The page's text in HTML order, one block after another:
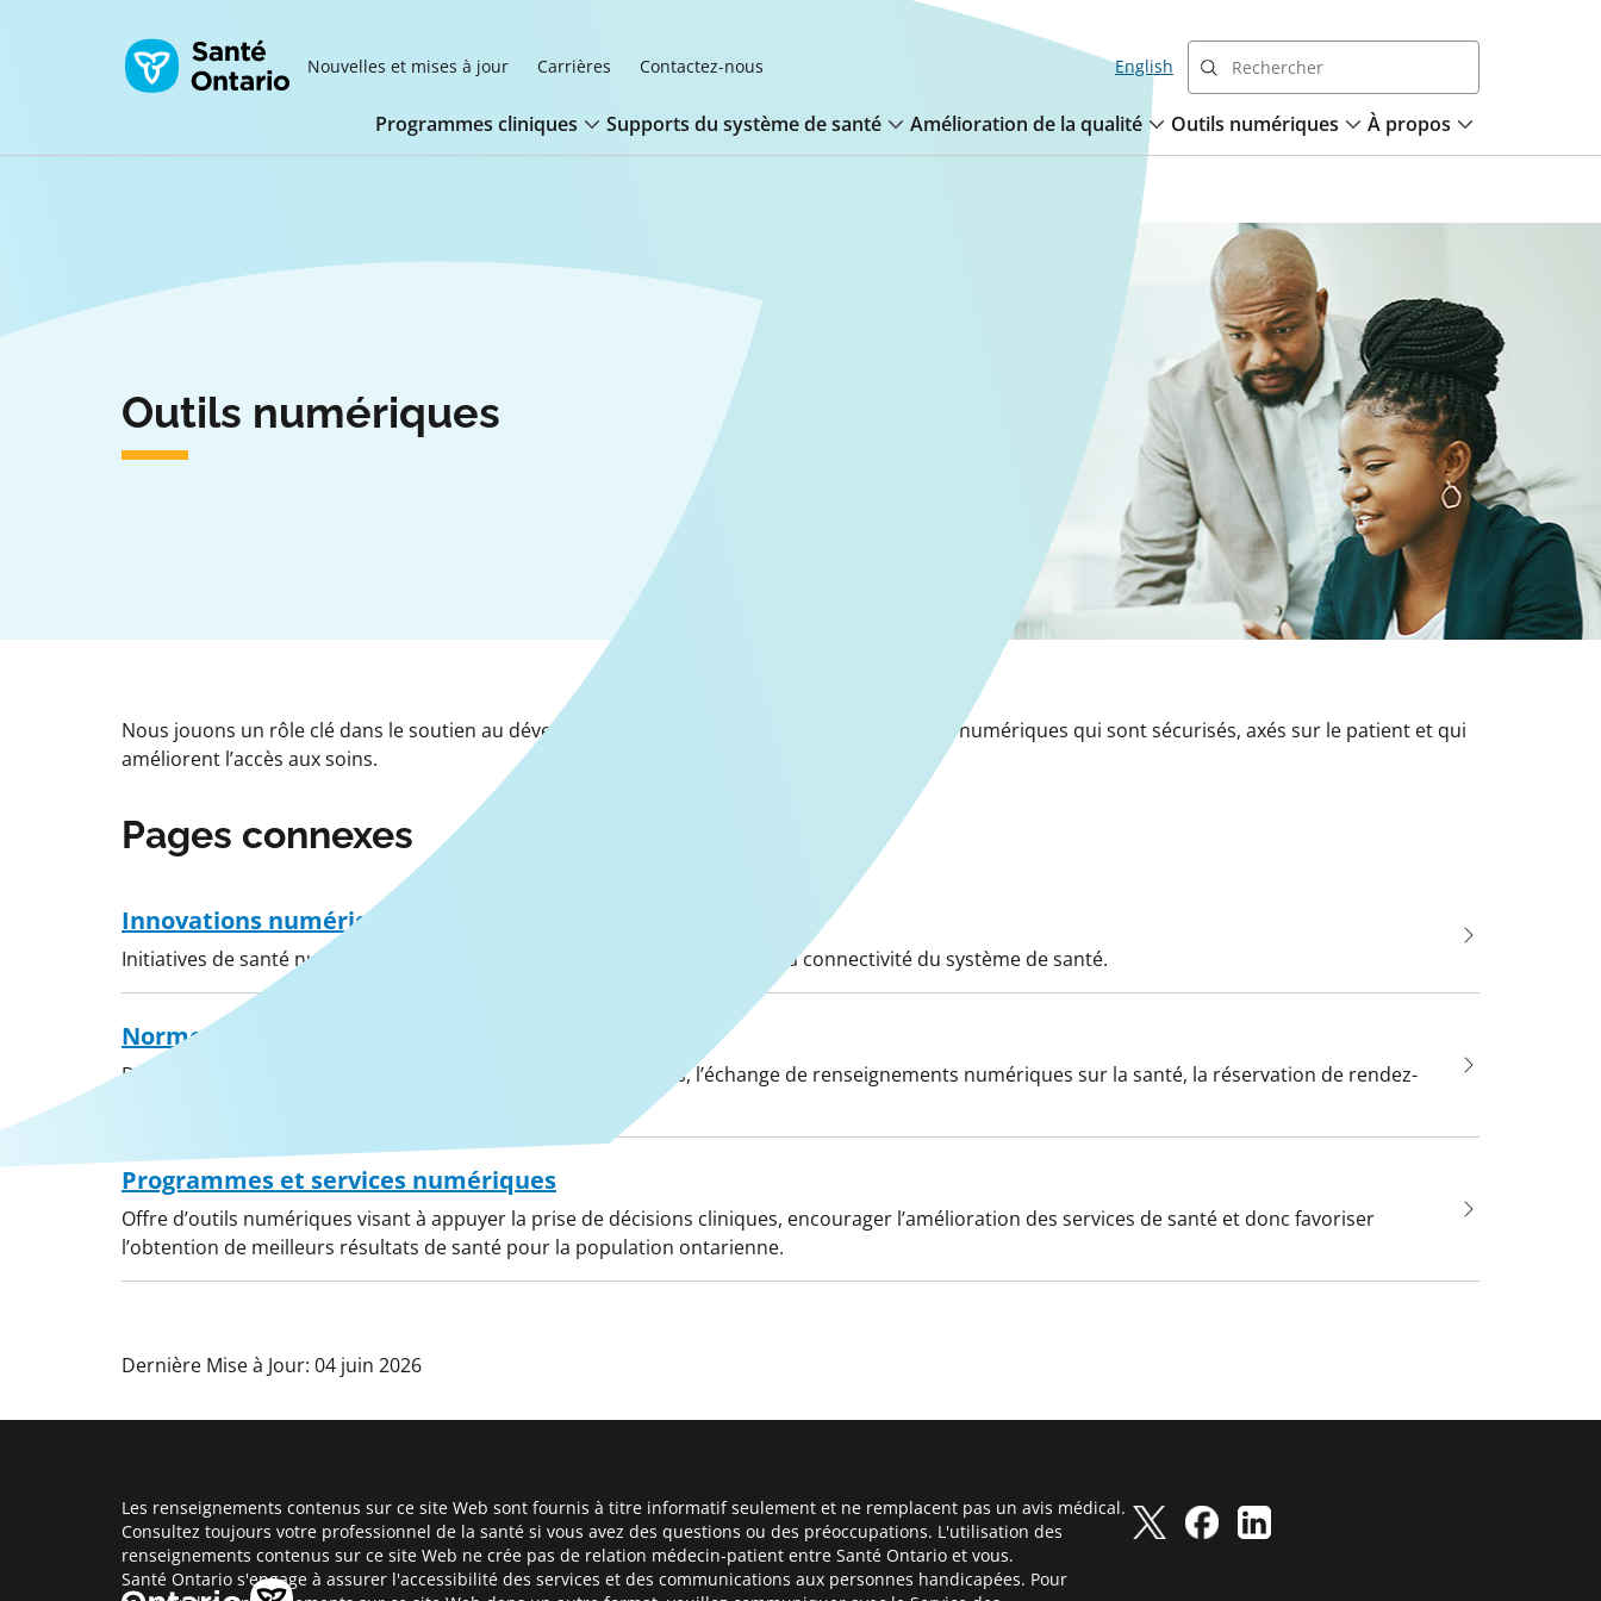
Nouvelles et mises à jour Carrières Contactez-nous English
Programmes cliniques Supports du système de santé Amélioration de la qualité Outils numériques À propos
Outils numériques
Nous jouons un rôle clé dans le soutien au développement et à l’intégration d’outils de santé numériques qui sont sécurisés, axés sur le patient et qui
améliorent l’accès aux soins.
Pages connexes
Innovations numériques
Initiatives de santé numériques améliorant la collaboration, la sécurité et la connectivité du système de santé.
Normes numériques en matière de soins de santé
Des normes provinciales pour les solutions de visites virtuelles, l’échange de renseignements numériques sur la santé, la réservation de rendez-
Programmes et services numériques
Offre d’outils numériques visant à appuyer la prise de décisions cliniques, encourager l’amélioration des services de santé et donc favoriser
l’obtention de meilleurs résultats de santé pour la population ontarienne.
Dernière Mise à Jour: 04 juin 2026
Les renseignements contenus sur ce site Web sont fournis à titre informatif seulement et ne remplacent pas un avis médical.
Consultez toujours votre professionnel de la santé si vous avez des questions ou des préoccupations. L'utilisation des
renseignements contenus sur ce site Web ne crée pas de relation médecin-patient entre Santé Ontario et vous.
Santé Ontario s'engage à assurer l'accessibilité des services et des communications aux personnes handicapées. Pour